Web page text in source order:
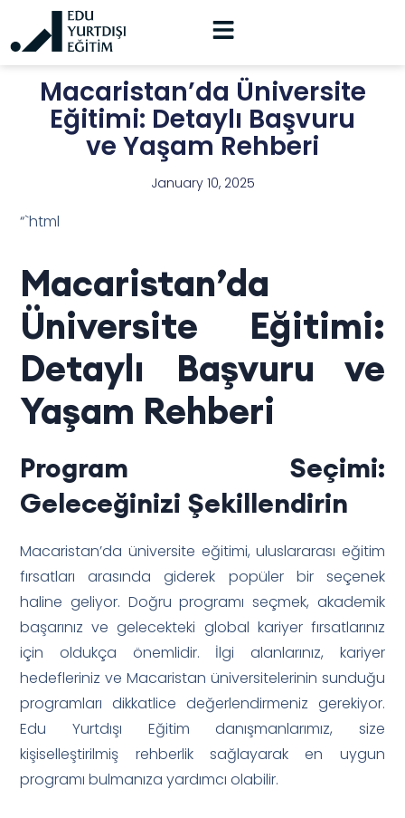
Macaristan’da Üniversite
Eğitimi: Detaylı Başvuru
ve Yaşam Rehberi
January 10, 2025
“`html
Macaristan’da
Üniversite Eğitimi:
Detaylı Başvuru ve
Yaşam Rehberi
Program Seçimi:
Geleceğinizi Şekillendirin
Macaristan’da üniversite eğitimi, uluslararası eğitim
fırsatları arasında giderek popüler bir seçenek
haline geliyor. Doğru programı seçmek, akademik
başarınız ve gelecekteki global kariyer fırsatlarınız
için oldukça önemlidir. İlgi alanlarınız, kariyer
hedefleriniz ve Macaristan üniversitelerinin sunduğu
programları dikkatlice değerlendirmeniz gerekiyor.
Edu Yurtdışı Eğitim danışmanlarımız, size
kişiselleştirilmiş rehberlik sağlayarak en uygun
programı bulmanıza yardımcı olabilir.